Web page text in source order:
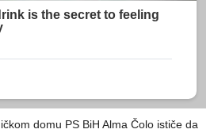
domu PS BiH Alma Čolo ističe da